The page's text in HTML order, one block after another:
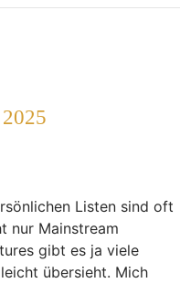
Listen sind oft
nur Mainstream
gibt es ja viele
übersieht. Mich